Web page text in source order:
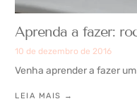
Aprenda a fazer:
10 de dezembro de 2016
Venha aprender a fazer
LEIA MAIS →